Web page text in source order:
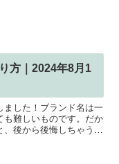
方｜2024年8月1
した！ブランド名は一
も難しいものです。だか
後から後悔しちゃうケ